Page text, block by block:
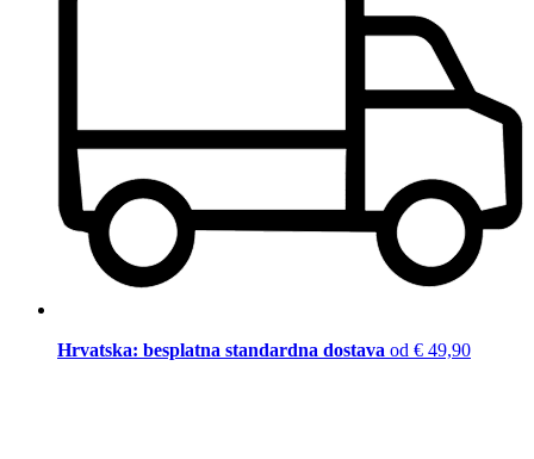
Hrvatska: besplatna standardna dostava od € 49,90